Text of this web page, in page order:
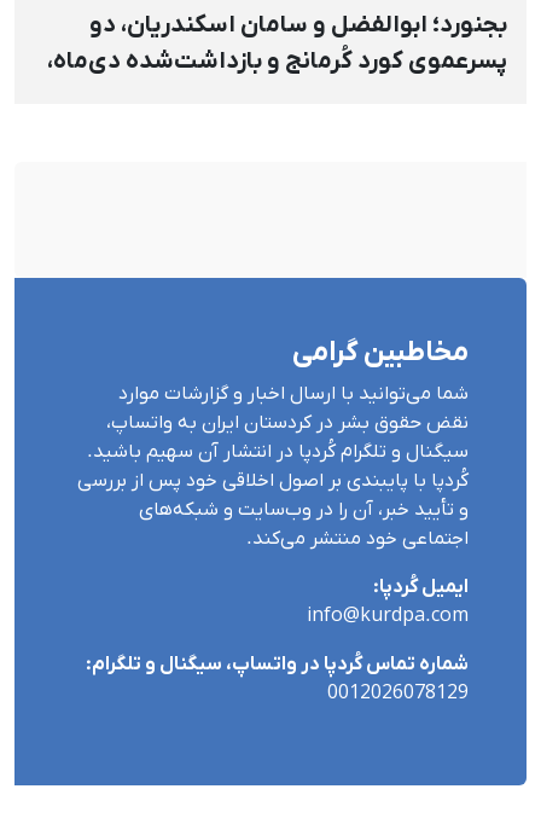
بجنورد؛ ابوالفضل و سامان اسکندریان، دو
پسرعموی کورد کُرمانج و بازداشت‌شده دی‌ماه،
مخاطبین گرامی
شما می‌توانید با ارسال اخبار و گزارشات موارد
نقض حقوق بشر در کردستان ایران بە واتساپ،
سیگنال و تلگرام کُردپا در انتشار آن سهیم باشید.
کُردپا با پایبندی بر اصول اخلاقی خود پس از بررسی
و تأیید خبر، آن را در وب‌سایت و شبکه‌های
اجتماعی خود منتشر می‌کند.
ایمیل کُردپا:
info@kurdpa.com
شماره تماس کُردپا در واتساپ، سیگنال و تلگرام:
0012026078129